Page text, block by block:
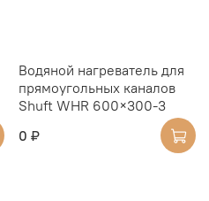
Водяной нагреватель для
прямоугольных каналов
Shuft WHR 600×300-3
0 ₽